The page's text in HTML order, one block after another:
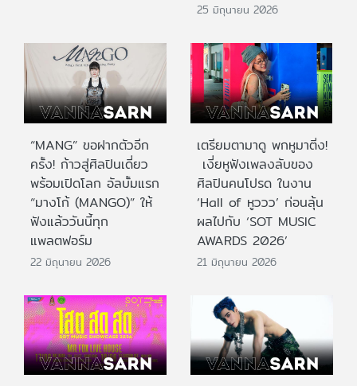
25 มิถุนายน 2026
“MANG” ขอฝากตัวอีก
ครั้ง! ก้าวสู่ศิลปินเดี่ยว
พร้อมเปิดโลก อัลบั้มแรก
“มางโก้ (MANGO)” ให้
ฟังแล้ววันนี้ทุก
แพลตฟอร์ม
22 มิถุนายน 2026
เตรียมตามาดู พกหูมาติ่ง!
เงี่ยหูฟังเพลงลับของ
ศิลปินคนโปรด ในงาน
‘Hall of หูววว’ ก่อนลุ้น
ผลไปกับ ‘SOT MUSIC
AWARDS 2026’
21 มิถุนายน 2026